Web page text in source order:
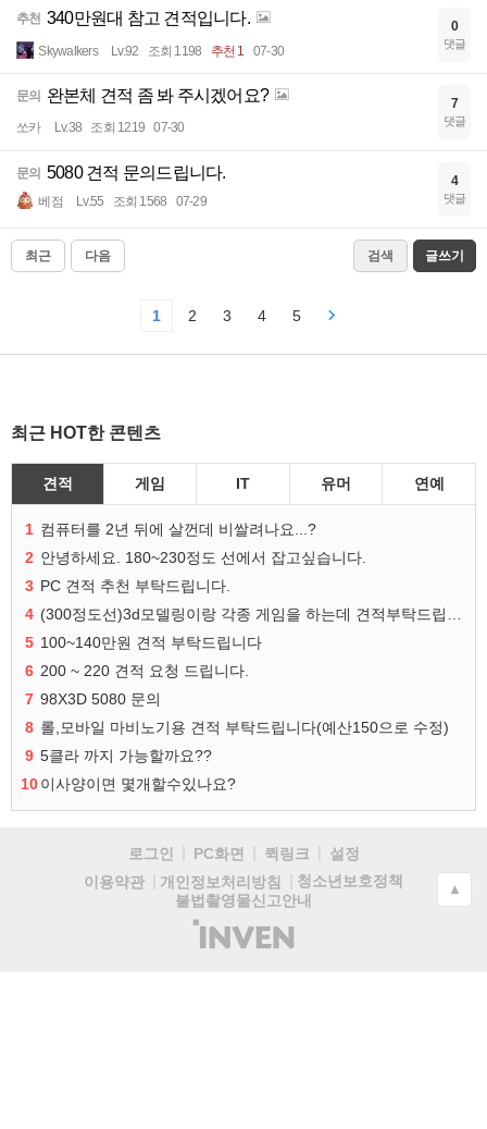
추천 340만원대 참고 견적입니다.
Skywalkers Lv.92 조회 1198 추천 1 07-30
0
댓글
문의 완본체 견적 좀 봐 주시겠어요?
쏘카 Lv.38 조회 1219 07-30
7
댓글
문의 5080 견적 문의드립니다.
베점 Lv.55 조회 1568 07-29
4
댓글
최근 다음 검색 글쓰기
1 2 3 4 5
최근 HOT한 콘텐츠
견적 게임 IT 유머 연예
1 컴퓨터를 2년 뒤에 살껀데 비쌀려나요...?
2 안녕하세요. 180~230정도 선에서 잡고싶습니다.
3 PC 견적 추천 부탁드립니다.
4
5 100~140만원 견적 부탁드립니다
6 200 ~ 220 견적 요청 드립니다.
7 98X3D 5080 문의
8 롤,모바일 마비노기용 견적 부탁드립니다(예산150으로 수정)
9 5클라 까지 가능할까요??
10이사양이면 몇개할수있나요?
로그인 PC화면 퀵링크
설정
이용약관
개인정보처리방침
청소년보호정책
불법촬영물신고안내
(주)
인
▲